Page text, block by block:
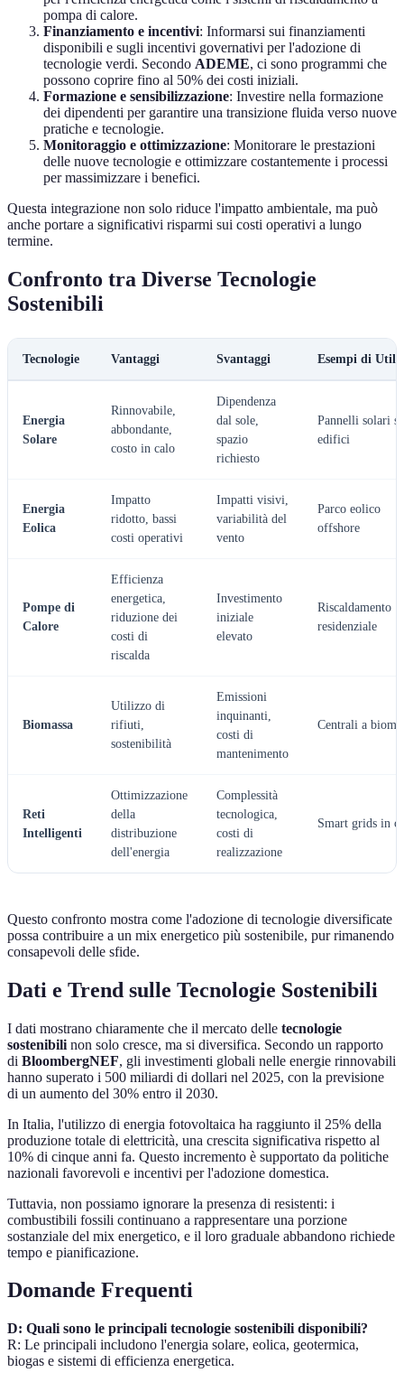
pompa di calore.
Finanziamento e incentivi: Informarsi sui finanziamenti
disponibili e sugli incentivi governativi per l'adozione di
tecnologie verdi. Secondo ADEME, ci sono programmi che
possono coprire fino al 50% dei costi iniziali.
Formazione e sensibilizzazione: Investire nella formazione
dei dipendenti per garantire una transizione fluida verso nuove
pratiche e tecnologie.
Monitoraggio e ottimizzazione: Monitorare le prestazioni
delle nuove tecnologie e ottimizzare costantemente i processi
per massimizzare i benefici.
Questa integrazione non solo riduce l'impatto ambientale, ma può
anche portare a significativi risparmi sui costi operativi a lungo
termine.
Confronto tra Diverse Tecnologie
Sostenibili
Tecnologie Vantaggi Svantaggi Esempi di
Energia
Solare
Rinnovabile,
abbondante,
costo in calo
Dipendenza
dal sole,
spazio
richiesto
Pannelli solari su
edifici
Energia
Eolica
Impatto
ridotto, bassi
costi operativi
Impatti visivi,
variabilità del
vento
Parco eolico
offshore
Pompe di
Calore
Efficienza
energetica,
riduzione dei
costi di
riscalda
Investimento
iniziale
elevato
Riscaldamento
residenziale
Biomassa
Utilizzo di
rifiuti,
sostenibilità
Emissioni
inquinanti,
costi di
mantenimento
Centrali a
Reti
Intelligenti
Ottimizzazione
della
distribuzione
dell'energia
Complessità
tecnologica,
costi di
realizzazione
Smart grids in
Questo confronto mostra come l'adozione di tecnologie diversificate
possa contribuire a un mix energetico più sostenibile, pur rimanendo
consapevoli delle sfide.
Dati e Trend sulle Tecnologie Sostenibili
I dati mostrano chiaramente che il mercato delle tecnologie
sostenibili non solo cresce, ma si diversifica. Secondo un rapporto
di BloombergNEF, gli investimenti globali nelle energie rinnovabili
hanno superato i 500 miliardi di dollari nel 2025, con la previsione
di un aumento del 30% entro il 2030.
In Italia, l'utilizzo di energia fotovoltaica ha raggiunto il 25% della
produzione totale di elettricità, una crescita significativa rispetto al
10% di cinque anni fa. Questo incremento è supportato da politiche
nazionali favorevoli e incentivi per l'adozione domestica.
Tuttavia, non possiamo ignorare la presenza di resistenti: i
combustibili fossili continuano a rappresentare una porzione
sostanziale del mix energetico, e il loro graduale abbandono richiede
tempo e pianificazione.
Domande Frequenti
D: Quali sono le principali tecnologie sostenibili disponibili?
R: Le principali includono l'energia solare, eolica, geotermica,
biogas e sistemi di efficienza energetica.